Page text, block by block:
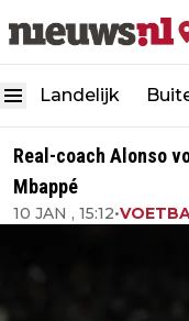
Landelijk
Real-coach Alonso
Mbappé
10 JAN , 15:12•